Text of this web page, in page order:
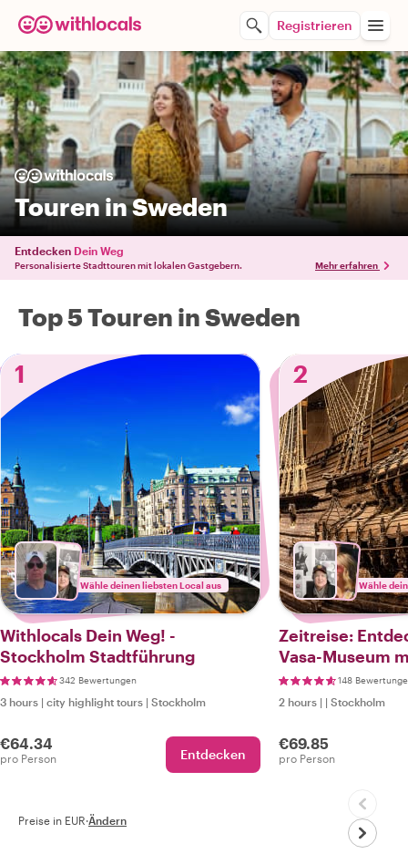
Registrieren
Touren in Sweden
Entdecken Dein Weg
Personalisierte Stadttouren mit lokalen Gastgebern. Mehr erfahren
Top 5 Touren in Sweden
1
Wähle deinen liebsten Local aus
Withlocals Dein Weg! -
Stockholm Stadtführung
342 Bewertungen
3 hours | city highlight tours | Stockholm
€64.34
pro Person Entdecken
2
Wähle
Zeitreise:
Vasa-Museum
Guide
148
2 hours | | Stockholm
€69.85
pro Person
Preise in EUR·Ändern